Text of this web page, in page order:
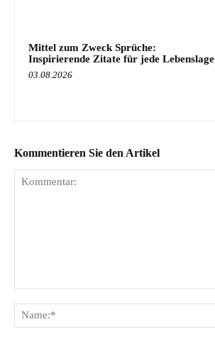
Mittel zum Zweck Sprüche:
Inspirierende Zitate für jede Lebenslage
03.08.2026
Kommentieren Sie den Artikel